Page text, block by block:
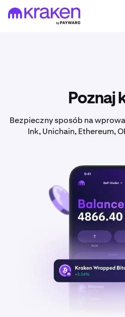
Poznaj
Bezpieczny sposób na
Ink, Unichain, Ethereum,